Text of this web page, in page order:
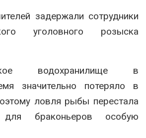
задержали сотрудники
уголовного розыска
водохранилище в
значительно потеряло в
ловля рыбы перестала
для браконьеров особую